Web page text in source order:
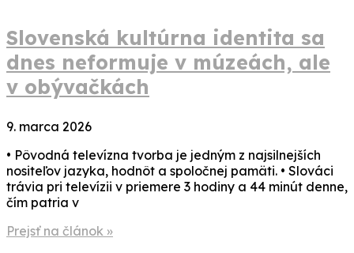
Slovenská kultúrna identita sa
dnes neformuje v múzeách, ale
v obývačkách
9. marca 2026
• Pôvodná televízna tvorba je jedným z najsilnejších
nositeľov jazyka, hodnôt a spoločnej pamäti. • Slováci
trávia pri televízii v priemere 3 hodiny a 44 minút denne,
čím patria v
Prejsť na článok »